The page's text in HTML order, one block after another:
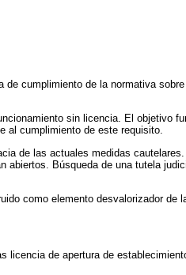
cumplimiento de la normativa
sin licencia. El objetivo
al cumplimiento de este requisito.
de las actuales medidas
abiertos. Búsqueda de una tutela
como elemento desvalorizador de
licencia de apertura de